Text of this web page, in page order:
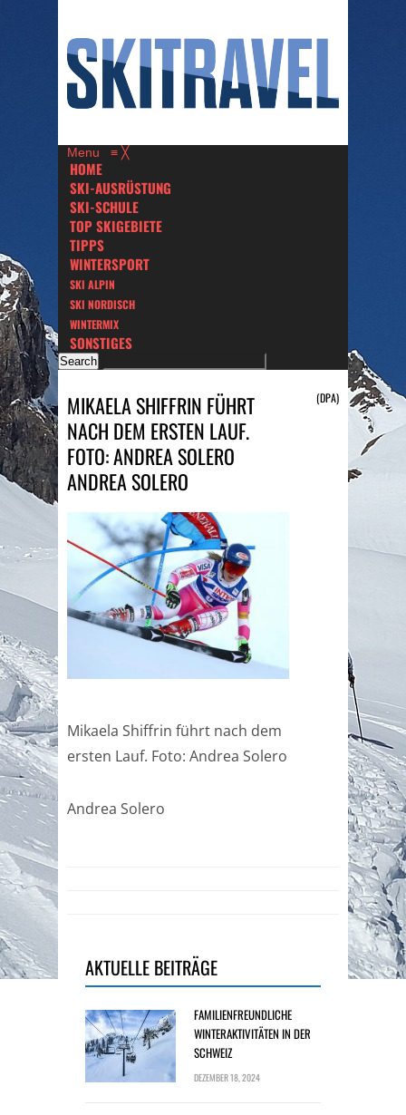
Menu ≡ ╳
HOME
SKI-AUSRÜSTUNG
SKI-SCHULE
TOP SKIGEBIETE
TIPPS
WINTERSPORT
SKI ALPIN
SKI NORDISCH
WINTERMIX
SONSTIGES
MIKAELA SHIFFRIN FÜHRT
NACH DEM ERSTEN LAUF.
FOTO: ANDREA SOLERO
ANDREA SOLERO
(DPA)
Mikaela Shiffrin führt nach dem
ersten Lauf. Foto: Andrea Solero
Andrea Solero
AKTUELLE BEITRÄGE
FAMILIENFREUNDLICHE
WINTERAKTIVITÄTEN IN DER
SCHWEIZ
DEZEMBER 18, 2024